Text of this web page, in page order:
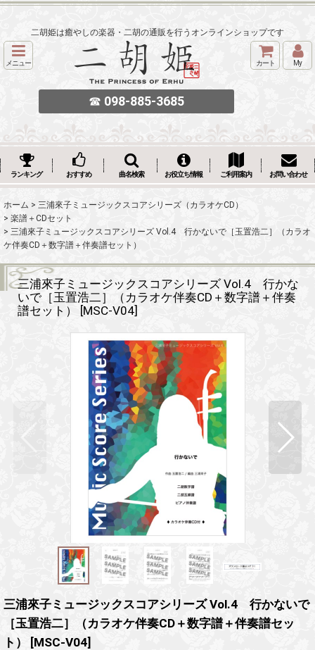
二胡姫は癒やしの楽器・二胡の通販を行うオンラインショップです
メニュー
☎ 098-885-3685
カート My
ランキング おすすめ 曲名検索 お役立ち情報 ご利用案内 お問い合わせ
ホーム > 三浦來子ミュージックスコアシリーズ（カラオケCD）
> 楽譜＋CDセット
> 三浦來子ミュージックスコアシリーズ Vol.4 行かないで［玉置浩二］（カラオ
ケ伴奏CD＋数字譜＋伴奏譜セット）
三浦來子ミュージックスコアシリーズ Vol.4 行かな
いで［玉置浩二］（カラオケ伴奏CD＋数字譜＋伴奏
譜セット）
[MSC-V04]
三浦來子ミュージックスコアシリーズ Vol.4 行かないで
［玉置浩二］（カラオケ伴奏CD＋数字譜＋伴奏譜セッ
ト）
[MSC-V04]